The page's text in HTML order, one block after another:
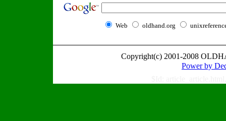
Web oldhand.org
Copyright(c) 2001-2008
Power by